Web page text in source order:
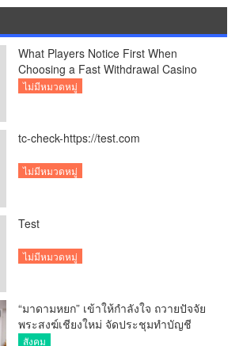
What Players Notice First When
Choosing a Fast Withdrawal Casino
UK
ไม่มีหมวดหมู่
tc-check-https://test.com
ไม่มีหมวดหมู่
Test
ไม่มีหมวดหมู่
“มาดามหยก” เข้าให้กำลังใจ ถวายปัจจัย
พระสงฆ์เชียงใหม่ จัดประชุมทำบัญชี
รายรับรายจ่ายของวัด กว่า 300 รูป ที่วัด
สังคม